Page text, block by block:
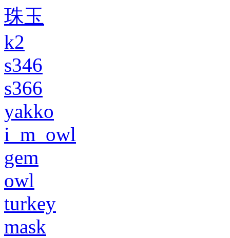
珠玉
k2
s346
s366
yakko
i_m_owl
gem
owl
turkey
mask